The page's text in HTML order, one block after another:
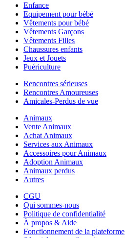
Enfance
Equipement pour bébé
Vêtements pour bébé
Vêtements Garçons
Vêtements Filles
Chaussures enfants
Jeux et Jouets
Puériculture
Rencontres sérieuses
Rencontres Amoureuses
Amicales-Perdus de vue
Animaux
Vente Animaux
Achat Animaux
Services aux Animaux
Accessoires pour Animaux
Adoption Animaux
Animaux perdus
Autres
CGU
Qui sommes-nous
Politique de confidentialité
À propos & Aide
Fonctionnement de la plateforme